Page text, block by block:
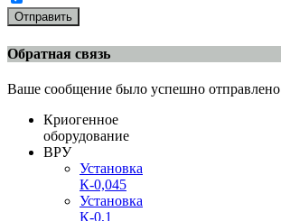
Отправить
Обратная связь
Ваше сообщение было успешно отправлено
Криогенное
оборудование
ВРУ
Установка
К-0,045
Установка
К-0,1